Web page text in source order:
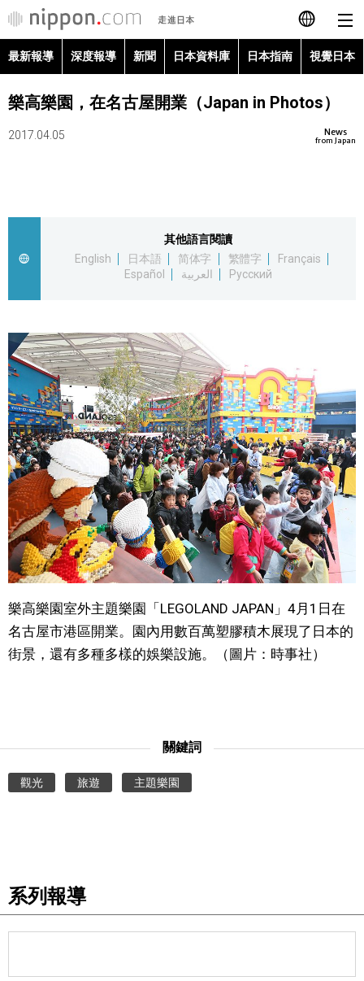
日本語
English
العربية
日本指南
視覺日本
臺灣香港
更多
人物訪談
日本入門
政治外交
社會
運動
official SNS
最新報導 深度報導 新聞 日本資料庫 日本指南 視覺日本
樂高樂園，在名古屋開業（Japan in Photos）
News
from Japan
2017.04.05
其他語言閱讀
English
日本語 简体字 繁體字
Français
Español
العربية Русский
樂高樂園室外主題樂園「LEGOLAND JAPAN」4月1日在
名古屋市港區開業。園內用數百萬塑膠積木展現了日本的
街景，還有多種多樣的娛樂設施。（圖片：時事社）
關鍵詞
觀光 旅遊 主題樂園
系列報導